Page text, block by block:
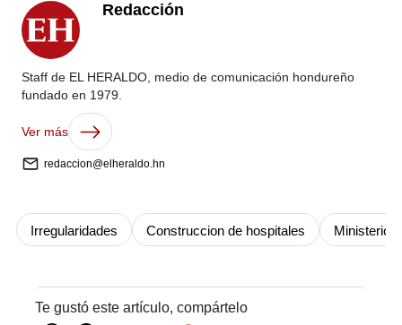
Redacción
Staff de EL HERALDO, medio de comunicación hondureño
fundado en 1979.
Ver más
redaccion@elheraldo.hn
Irregularidades Construccion de hospitales Ministerio
Te gustó este artículo, compártelo